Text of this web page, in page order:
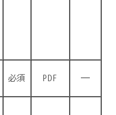
必須 PDF ―